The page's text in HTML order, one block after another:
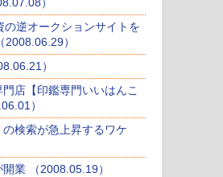
）
逆オークションサイトを
）
）
店【印鑑専門いいはんこ
）
検索が急上昇するワケ
業 （2008.05.19）